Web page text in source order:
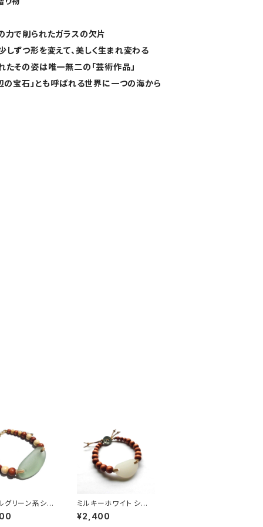
力で削られたガラスの欠片
しずつ形を変えて、美しく生まれ変わる
たその姿は唯一無二の「芸術作品」
の宝石」とも呼ばれる世界に一つの海から
グリーン系シー
ブレスレット B
ミルキーホワイト シー
グラス ブレスレット BB
-5
¥2,400